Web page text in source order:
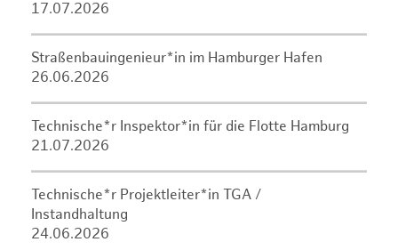
17.07.2026
Straßenbauingenieur*in im Hamburger Hafen
26.06.2026
Technische*r Inspektor*in für die Flotte Hamburg
21.07.2026
Technische*r Projektleiter*in TGA /
Instandhaltung
24.06.2026